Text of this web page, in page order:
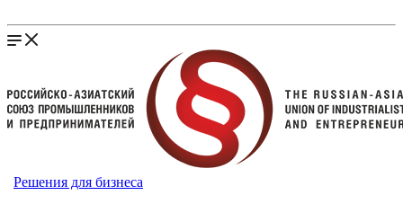
Решения для бизнеса